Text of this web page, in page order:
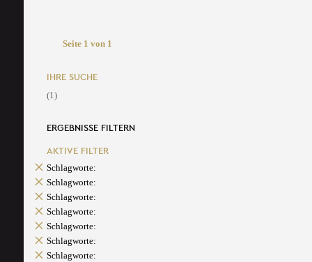
Seite 1 von 1
IHRE SUCHE
(1)
ERGEBNISSE FILTERN
AKTIVE FILTER
Schlagworte:
Schlagworte:
Schlagworte:
Schlagworte:
Schlagworte:
Schlagworte:
Schlagworte: